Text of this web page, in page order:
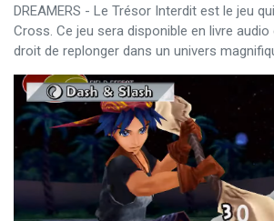
DREAMERS - Le Trésor Interdit est le jeu
Cross. Ce jeu sera disponible en livre
droit de replonger dans un univers